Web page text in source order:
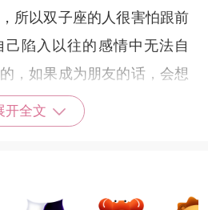
所以双子座的人很害怕跟前
陷入以往的感情中无法自
，如果成为朋友的话，会想
很累。
开全文